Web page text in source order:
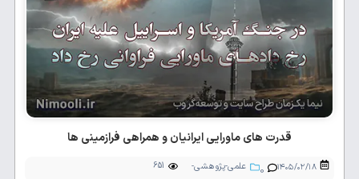
قدرت های ماورایی ایرانیان و همراهی فرازمینی ها
۱۴۰۵/۰۲/۱۸ 0
علمی-پژوهشی-
651